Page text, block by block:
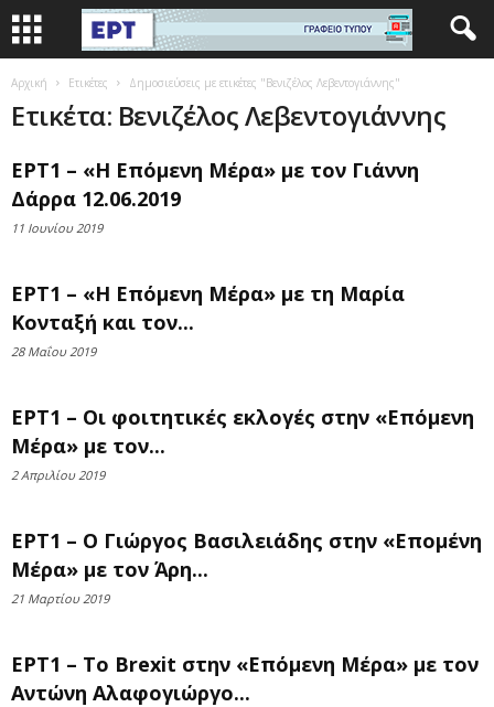
Αρχική Ετικέτες Δημοσιεύσεις με ετικέτες "Βενιζέλος Λεβεντογιάννης"
Ετικέτα: Βενιζέλος Λεβεντογιάννης
ΕΡΤ1 – «Η Επόμενη Μέρα» με τον Γιάννη
Δάρρα 12.06.2019
11 Ιουνίου 2019
ΕΡΤ1 – «Η Επόμενη Μέρα» με τη Μαρία
Κονταξή και τον...
28 Μαΐου 2019
ΕΡΤ1 – Οι φοιτητικές εκλογές στην «Επόμενη
Μέρα» με τον...
2 Απριλίου 2019
ΕΡΤ1 – Ο Γιώργος Βασιλειάδης στην «Επομένη
Μέρα» με τον Άρη...
21 Μαρτίου 2019
ΕΡΤ1 – Το Brexit στην «Επόμενη Μέρα» με τον
Αντώνη Αλαφογιώργο...